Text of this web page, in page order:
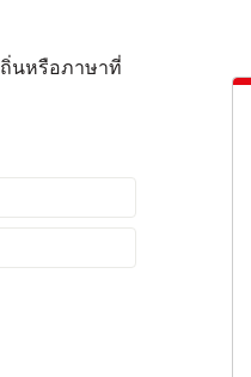
นหรือภาษาที่